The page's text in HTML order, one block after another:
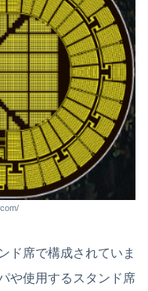
ド席で構成されていま
や使用するスタンド席